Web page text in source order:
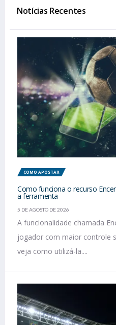
Notícias Recentes
COMO APOSTAR
Como funciona o recurso
a ferramenta
5 DE AGOSTO DE 2026
A funcionalidade chamada
jogador com maior controle
veja como utilizá-la....